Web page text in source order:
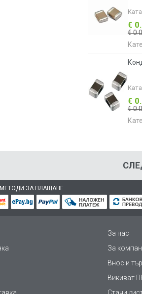
€
€
€
€
МЕТОДИ ЗА ПЛАЩАНЕ
За нас
За
Внос и
Викиват